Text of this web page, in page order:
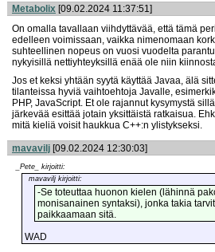
Metabolix [09.02.2024 11:37:51]
On omalla tavallaan viihdyttävää, että tämä
edelleen voimissaan, vaikka nimenomaan
suhteellinen nopeus on vuosi vuodelta
nykyisillä nettiyhteyksillä enää ole niin
Jos et keksi yhtään syytä käyttää Javaa, älä
tilanteissa hyviä vaihtoehtoja Javalle,
PHP, JavaScript. Et ole rajannut kysymystä
järkevää esittää jotain yksittäistä ratkaisua.
mitä kieliä voisit haukkua C++:n ylistykseksi.
mavavilj [09.02.2024 12:30:03]
_Pete_ kirjoitti:
mavavilj kirjoitti:
-Se toteuttaa huonon kielen (lähinnä
monisanainen syntaksi), jonka takia
paikkaamaan sitä.
WAD